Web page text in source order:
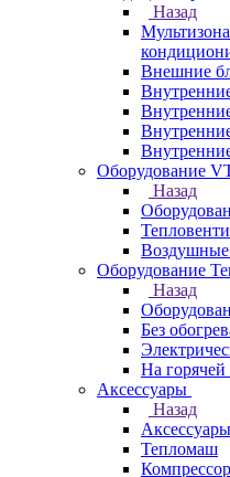
Назад
Внешние
Оборудование
Назад
Воздушные
Оборудование
Назад
Без
На горячей
Аксессуары
Назад
Аксессуары
Тепломаш